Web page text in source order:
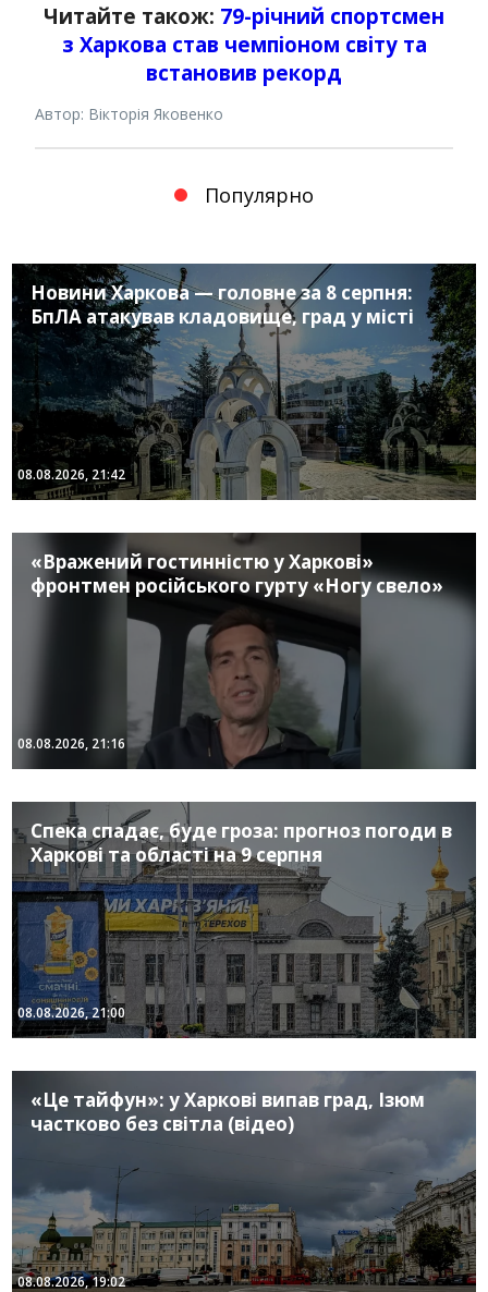
Читайте також: 79-річний спортсмен
з Харкова став чемпіоном світу та
встановив рекорд
Автор: Вікторія Яковенко
Популярно
Новини Харкова — головне за 8 серпня:
БпЛА атакував кладовище, град у місті
08.08.2026, 21:42
«Вражений гостинністю у Харкові»
фронтмен російського гурту «Ногу свело»
08.08.2026, 21:16
Спека спадає, буде гроза: прогноз погоди в
Харкові та області на 9 серпня
08.08.2026, 21:00
«Це тайфун»: у Харкові випав град, Ізюм
частково без світла (відео)
08.08.2026, 19:02